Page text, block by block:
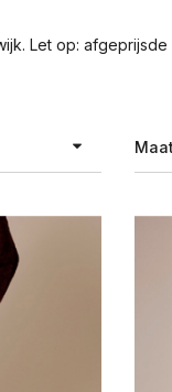
Let op:
Maat